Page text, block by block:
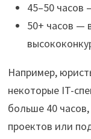
45–50 часов
50+ часов —
Например,
некоторые IT-
больше 40
проектов или